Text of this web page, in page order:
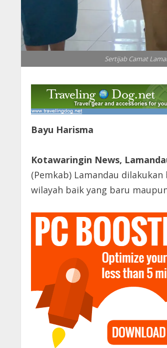
Sertijab Camat
Bayu Harisma
Kotawaringin News,
(Pemkab) Lamandau
wilayah baik yang baru